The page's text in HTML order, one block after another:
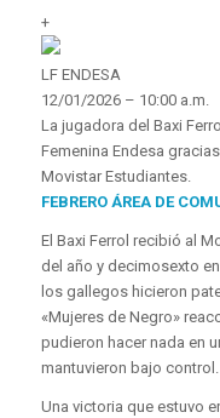
+
LF ENDESA
12/01/2026 – 10:00 a.m.
La jugadora del Baxi
Femenina Endesa
Movistar Estudiantes.
FEBRERO ÁREA DE
El Baxi Ferrol recibió al
del año y decimosexto
los gallegos hicieron
«Mujeres de Negro»
pudieron hacer nada en
mantuvieron bajo control.
Una victoria que estuvo